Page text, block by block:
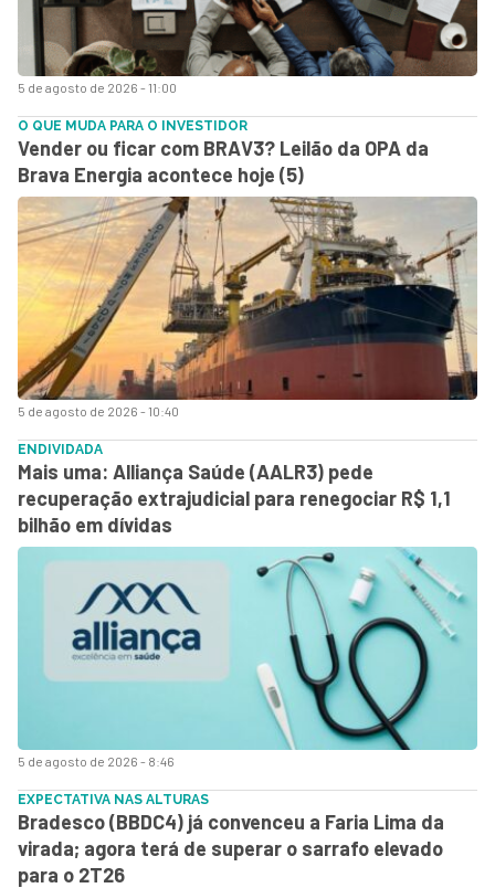
5 de agosto de 2026 - 11:00
5 de agosto de 2026 - 10:40
O QUE MUDA PARA O INVESTIDOR
Vender ou ficar com BRAV3? Leilão da OPA da
Brava Energia acontece hoje (5)
5 de agosto de 2026 - 8:46
ENDIVIDADA
Mais uma: Alliança Saúde (AALR3) pede
recuperação extrajudicial para renegociar R$ 1,1
bilhão em dívidas
EXPECTATIVA NAS ALTURAS
Bradesco (BBDC4) já convenceu a Faria Lima da
virada; agora terá de superar o sarrafo elevado
para o 2T26